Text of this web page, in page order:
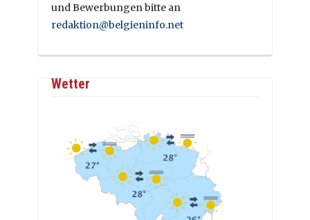
und Bewerbungen bitte an
redaktion@belgieninfo.net
Wetter